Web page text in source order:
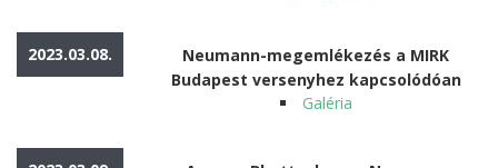
2023.03.08.
Neumann-megemlékezés a MIRK
Budapest versenyhez kapcsolódóan
Galéria